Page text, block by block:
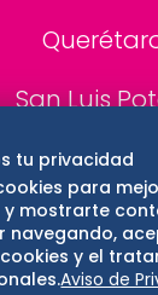
San Luis
Edomex
Hidalgo
tu privacidad
para
y mostrarte
navegando,
y el
Aviso de